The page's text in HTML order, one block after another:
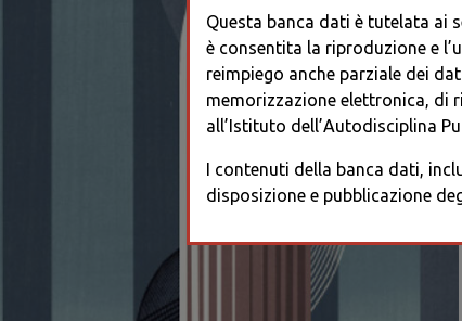
Questa banca dati è tutelata ai
è consentita la riproduzione e
reimpiego anche parziale dei
memorizzazione elettronica, di
all’Istituto dell’Autodisciplina
I contenuti della banca dati,
disposizione e pubblicazione